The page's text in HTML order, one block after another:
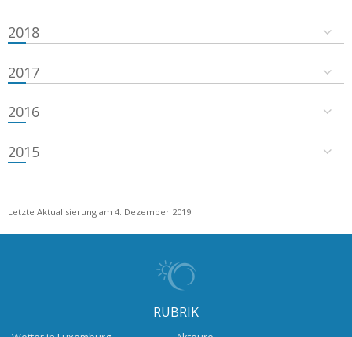
2018
2017
2016
2015
Letzte Aktualisierung am 4. Dezember 2019
RUBRIK